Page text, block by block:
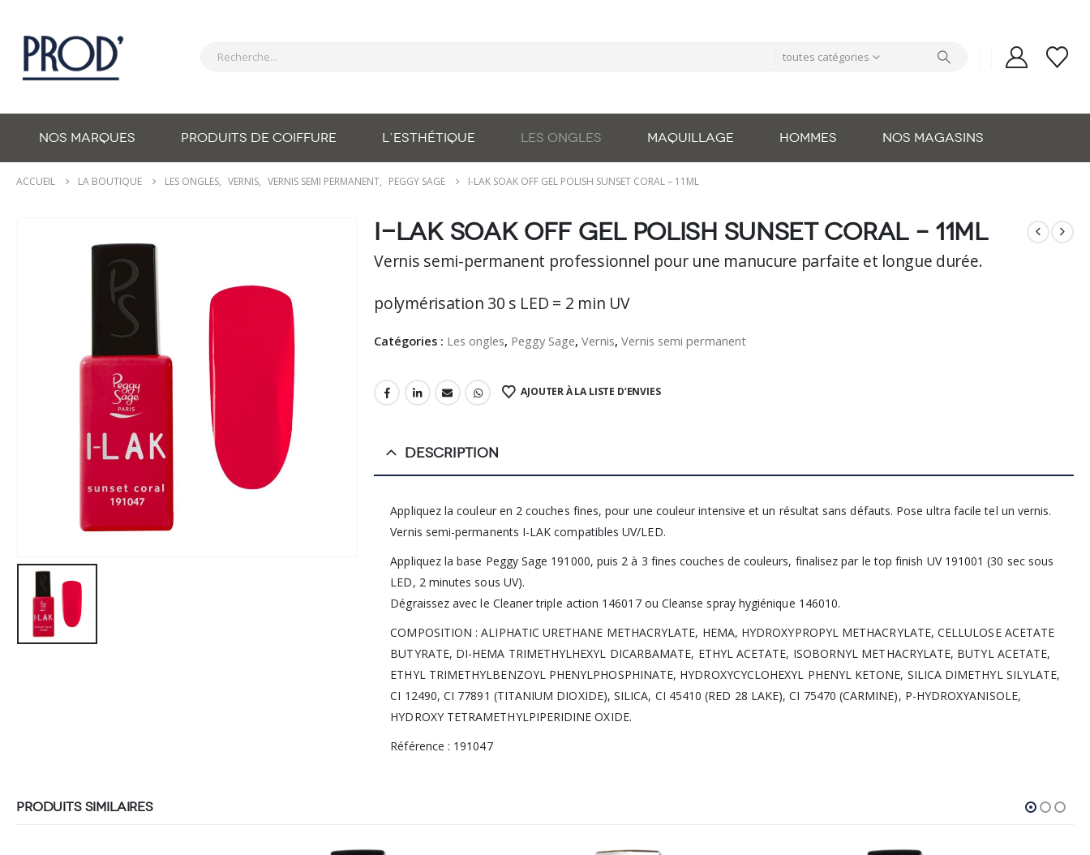
toutes catégories
NOS MARQUES PRODUITS DE COIFFURE L’ESTHÉTIQUE LES ONGLES MAQUILLAGE HOMMES NOS MAGASINS
ACCUEIL LA BOUTIQUE LES ONGLES, VERNIS, VERNIS SEMI PERMANENT, PEGGY SAGE I-LAK SOAK OFF GEL POLISH SUNSET CORAL – 11ML
I-lAK soak off gel polish sunset coral – 11ml
Vernis semi-permanent professionnel pour une manucure parfaite et longue durée.
polymérisation 30 s LED = 2 min UV
Catégories : Les ongles, Peggy Sage,Vernis,Vernis semi permanent
AJOUTER À LA LISTE D’ENVIES
DESCRIPTION
Appliquez la couleur en 2 couches fines, pour une couleur intensive et un résultat sans défauts. Pose ultra facile tel un vernis.
Vernis semi-permanents I-LAK compatibles UV/LED.
Appliquez la base Peggy Sage 191000, puis 2 à 3 fines couches de couleurs, finalisez par le top finish UV 191001 (30 sec sous
LED, 2 minutes sous UV).
Dégraissez avec le Cleaner triple action 146017 ou Cleanse spray hygiénique 146010.
COMPOSITION : ALIPHATIC URETHANE METHACRYLATE, HEMA, HYDROXYPROPYL METHACRYLATE, CELLULOSE ACETATE
BUTYRATE, DI-HEMA TRIMETHYLHEXYL DICARBAMATE, ETHYL ACETATE, ISOBORNYL METHACRYLATE, BUTYL ACETATE,
ETHYL TRIMETHYLBENZOYL PHENYLPHOSPHINATE, HYDROXYCYCLOHEXYL PHENYL KETONE, SILICA DIMETHYL SILYLATE,
CI 12490, CI 77891 (TITANIUM DIOXIDE), SILICA, CI 45410 (RED 28 LAKE), CI 75470 (CARMINE), P-HYDROXYANISOLE,
HYDROXY TETRAMETHYLPIPERIDINE OXIDE.
Référence : 191047
PRODUITS SIMILAIRES